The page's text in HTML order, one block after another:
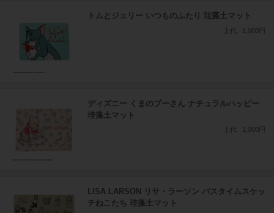
トムとジェリー いつものふたり 珪藻土マット
上代 1,000円
ディズニー くまのプーさん ナチュラルハッピー
珪藻土マット
上代 1,000円
LISA LARSON リサ・ラーソン バスタイムスケッ
チねこたち 珪藻土マット